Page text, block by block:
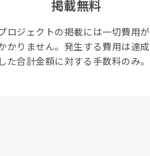
掲載無料
ロジェクトの掲載には一切費用が
かりません。発生する費用は達成
した合計金額に対する手数料のみ。